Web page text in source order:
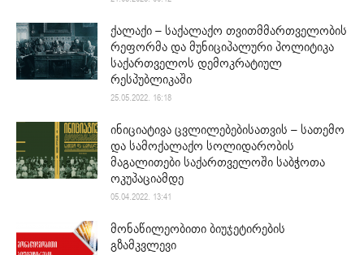
ქალაქი – საქალაქო თვითმმართველობის
რეფორმა და მუნიციპალური პოლიტიკა
საქართველოს დემოკრატიულ
რესპუბლიკაში
25.05.2022. 16:18
ინიციატივა ცვლილებებისათვის – სათემო
და სამოქალაქო სოლიდარობის
მაგალითები საქართველოში საბჭოთა
ოკუპაციამდე
05.04.2022. 13:41
მონაწილეობითი ბიუჯეტირების
გზამკვლევი